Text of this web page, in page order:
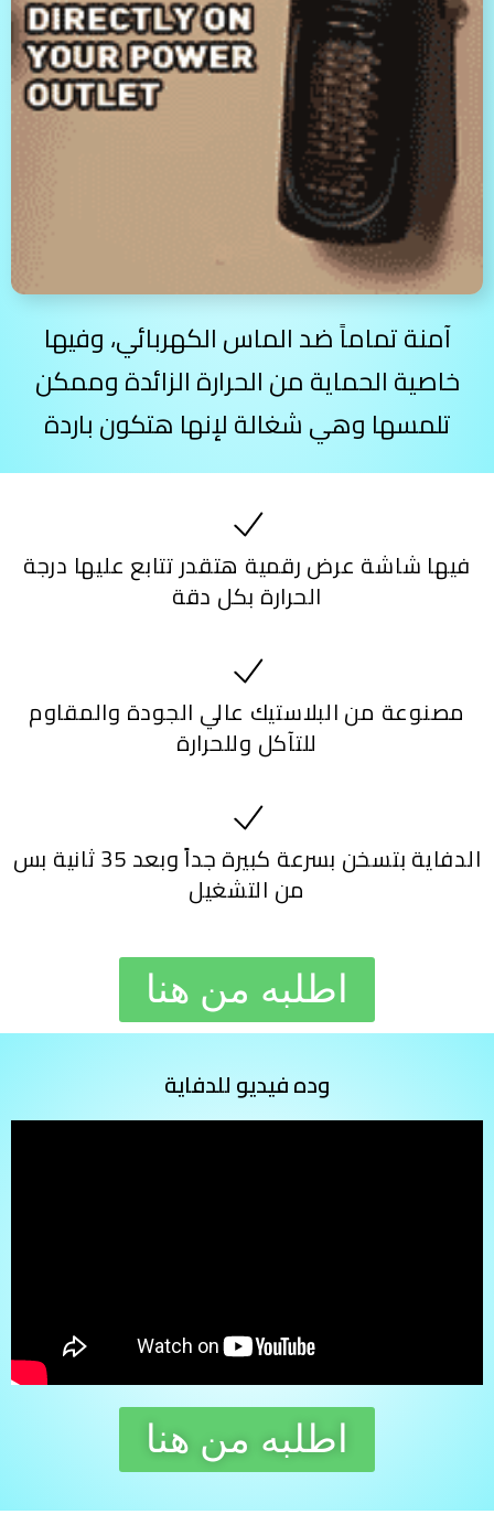
آمنة تماماً ضد الماس الكهربائي، وفيها
خاصية الحماية من الحرارة الزائدة وممكن
تلمسها وهي شغالة لإنها هتكون باردة
فيها شاشة عرض رقمية هتقدر تتابع عليها درجة
الحرارة بكل دقة
مصنوعة من البلاستيك عالي الجودة والمقاوم
للتآكل وللحرارة
الدفاية بتسخن بسرعة كبيرة جداً وبعد 35 ثانية بس
من التشغيل
اطلبه من هنا
وده فيديو للدفاية
اطلبه من هنا